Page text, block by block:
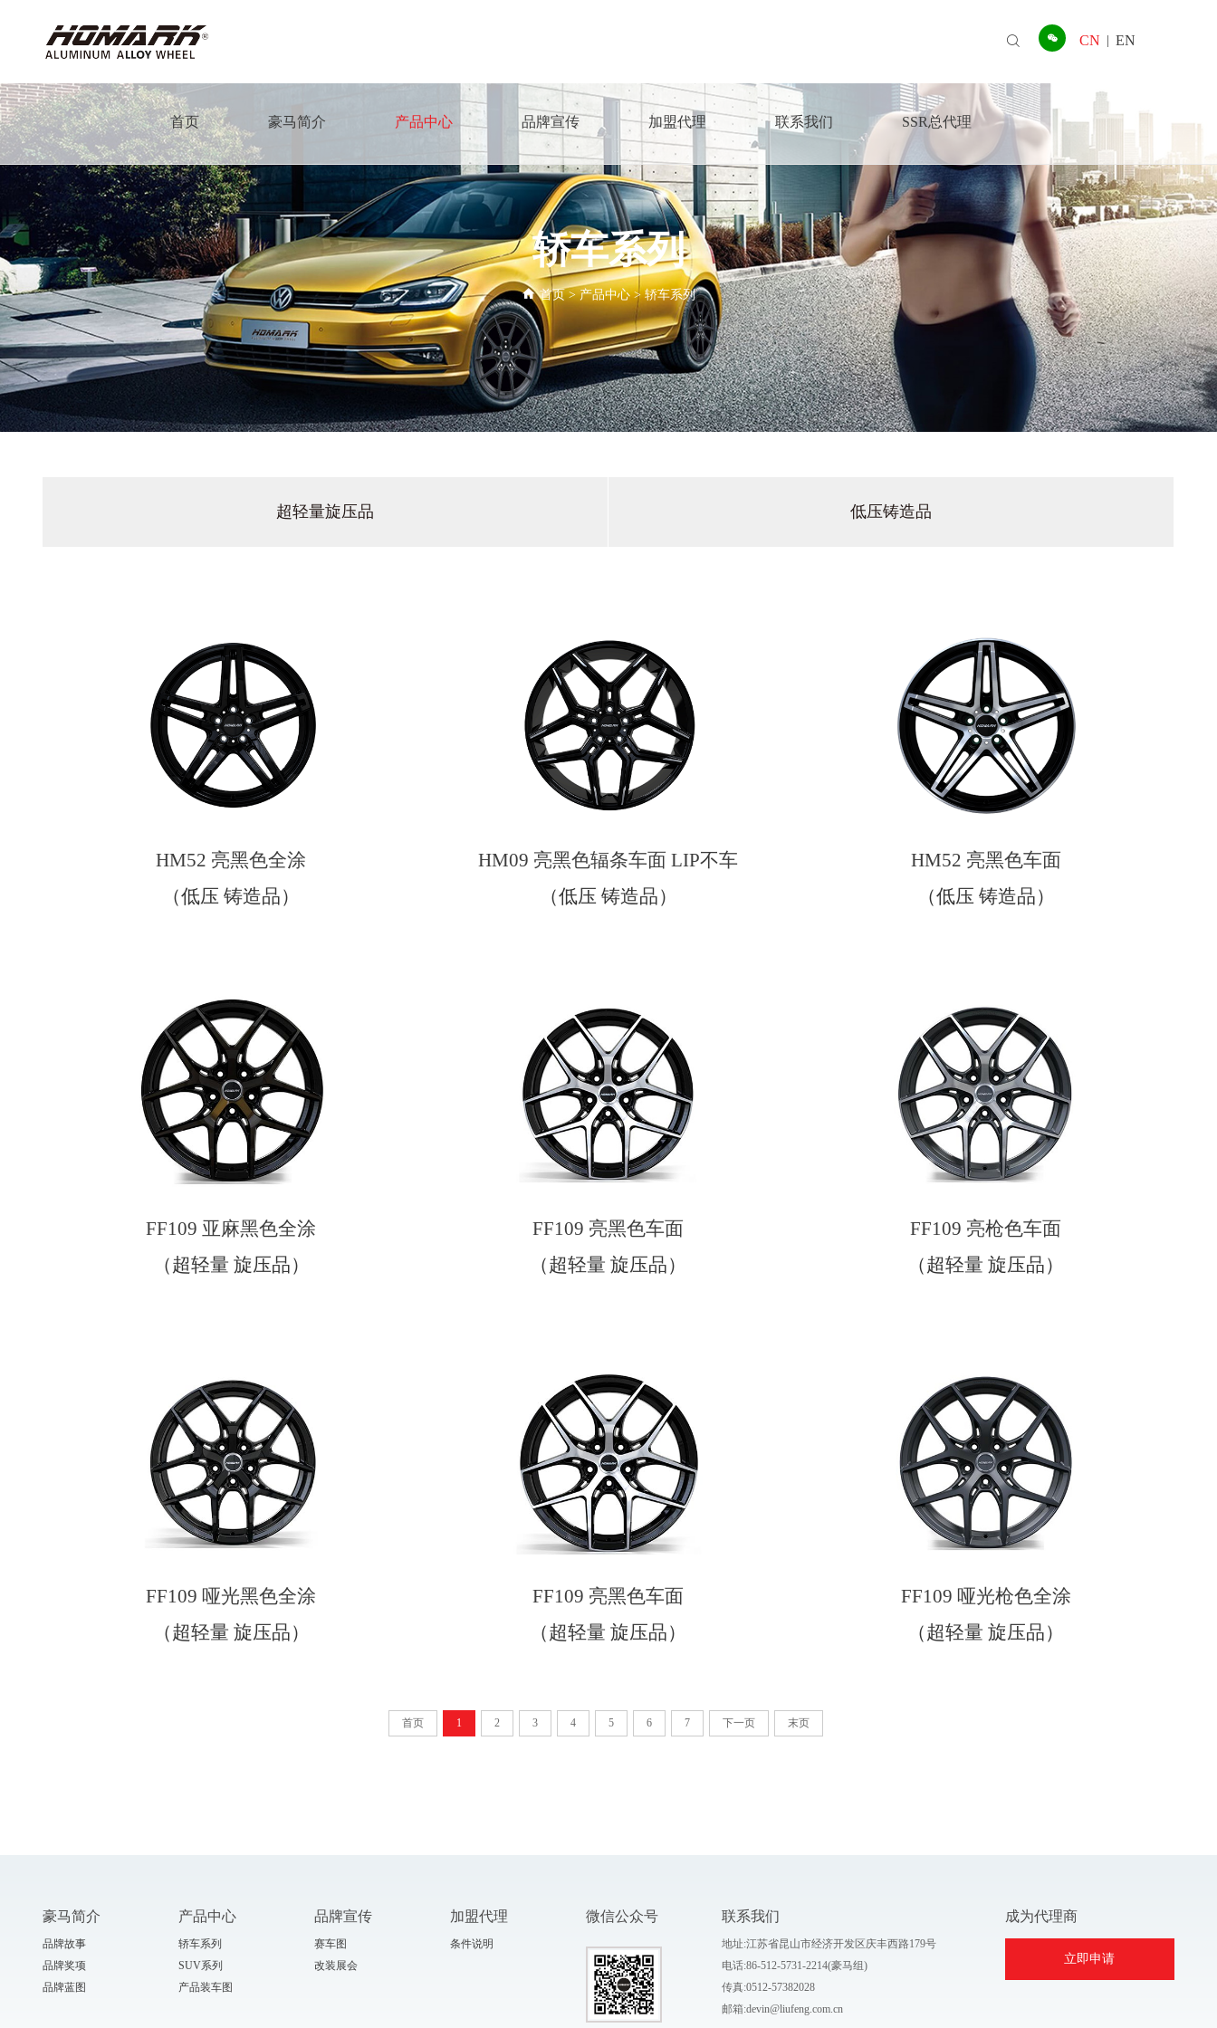
EN
CN
首页 豪马简介 产品中心 品牌宣传 加盟代理 联系我们 SSR总代理
轿车系列
首页>产品中心>轿车系列
超轻量旋压品 低压铸造品
HM52 亮黑色全涂
（低压 铸造品）
HM09 亮黑色辐条车面 LIP不车
（低压 铸造品）
HM52 亮黑色车面
（低压 铸造品）
FF109 亚麻黑色全涂
（超轻量 旋压品）
FF109 亮黑色车面
（超轻量 旋压品）
FF109 亮枪色车面
（超轻量 旋压品）
FF109 哑光黑色全涂
（超轻量 旋压品）
FF109 亮黑色车面
（超轻量 旋压品）
FF109 哑光枪色全涂
（超轻量 旋压品）
首页 1 2 3 4 5 6 7 下一页 末页
豪马简介
品牌故事
品牌奖项
品牌蓝图
产品中心
轿车系列
SUV系列
产品装车图
品牌宣传
赛车图
改装展会
加盟代理
条件说明
微信公众号 联系我们
地址:江苏省昆山市经济开发区庆丰西路179号
电话:86-512-5731-2214(豪马组)
传真:0512-57382028
邮箱:devin@liufeng.com.cn
成为代理商
立即申请